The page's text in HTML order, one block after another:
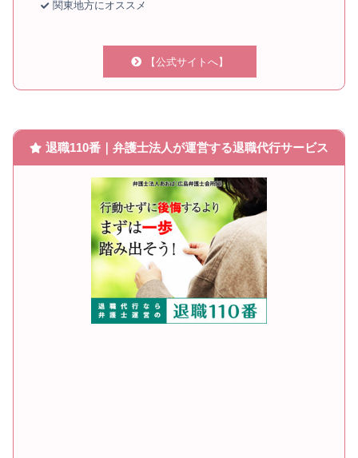
関東地方にオススメ
【公式サイトへ】
退職110番｜弁護士法人が運営する退職代行サービス